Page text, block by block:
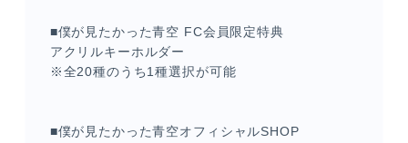
■僕が見たかった青空 FC会員限定特典
アクリルキーホルダー
※全20種のうち1種選択が可能
■僕が見たかった青空オフィシャルSHOP